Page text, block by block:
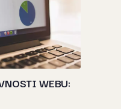
WEBU: